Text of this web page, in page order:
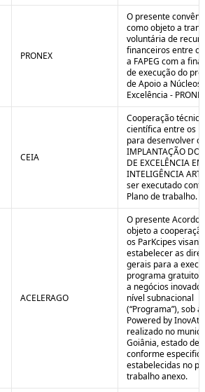
PRONEX
O presente
como objeto a
voluntária de
financeiros entre o
a FAPEG com a
de execução do
de Apoio a Núcleos
Excelência -
CEIA
Cooperação
científica entre os
para desenvolver o
IMPLANTAÇÃO DO
DE EXCELÊNCIA EM
INTELIGÊNCIA
ser executado
Plano de trabalho.
ACELERAGO
O presente Acordo
objeto a
os ParKcipes
estabelecer as
gerais para a
programa gratuito
a negócios
nível subnacional
(“Programa”), sob
Powered by
realizado no
Goiânia, estado de
conforme
estabelecidas no
trabalho anexo.